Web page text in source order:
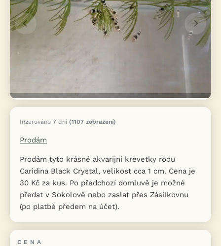
Inzerováno 7 dní (1107 zobrazení)
Prodám
Prodám tyto krásné akvarijní krevetky rodu
Caridina Black Crystal, velikost cca 1 cm. Cena je
30 Kč za kus. Po předchozí domluvě je možné
předat v Sokolově nebo zaslat přes Zásilkovnu
(po platbě předem na účet).
CENA